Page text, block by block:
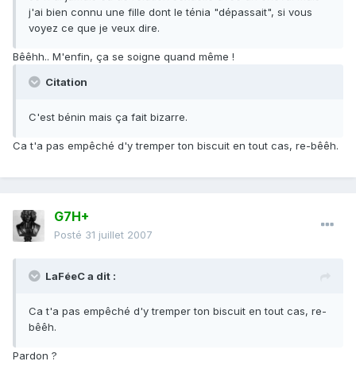
j'ai bien connu une fille dont le ténia "dépassait", si vous
voyez ce que je veux dire.
Bêêhh.. M'enfin, ça se soigne quand même !
Citation
C'est bénin mais ça fait bizarre.
Ca t'a pas empêché d'y tremper ton biscuit en tout cas, re-bêêh.
G7H+
Posté 31 juillet 2007
LaFéeC a dit :
Ca t'a pas empêché d'y tremper ton biscuit en tout cas, re-
bêêh.
Pardon ?